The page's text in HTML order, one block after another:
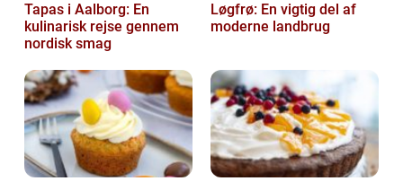
Tapas i Aalborg: En
kulinarisk rejse gennem
nordisk smag
Løgfrø: En vigtig del af
moderne landbrug